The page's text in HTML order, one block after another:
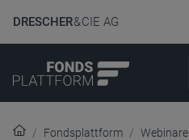
DRESCHER& CIE AG
Fondsplattform Webinare